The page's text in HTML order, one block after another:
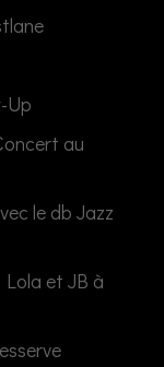
Up
au
le db Jazz
et JB à